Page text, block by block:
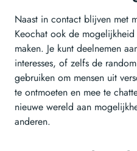
Naast in contact blijven met
Keochat ook de
maken. Je kunt deelnemen
interesses, of zelfs de
gebruiken om mensen uit
te ontmoeten en mee te
nieuwe wereld aan
anderen.